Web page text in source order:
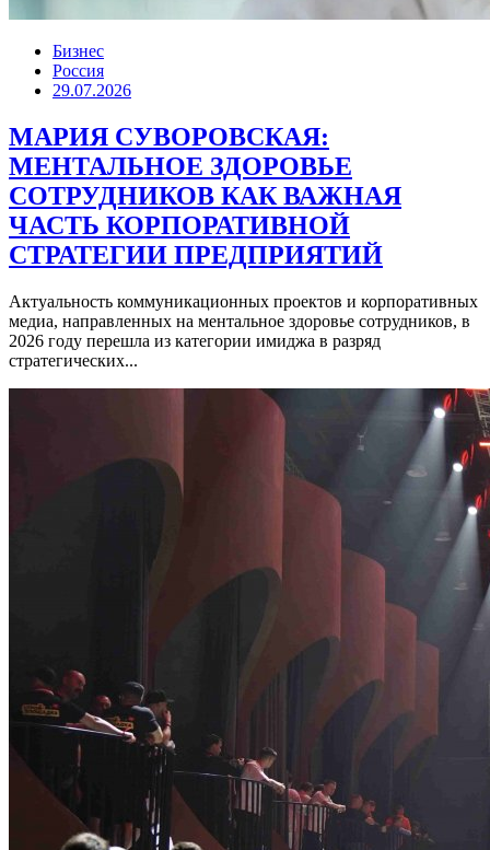
Бизнес
Россия
29.07.2026
МАРИЯ СУВОРОВСКАЯ:
МЕНТАЛЬНОЕ ЗДОРОВЬЕ
СОТРУДНИКОВ КАК ВАЖНАЯ
ЧАСТЬ КОРПОРАТИВНОЙ
СТРАТЕГИИ ПРЕДПРИЯТИЙ
Актуальность коммуникационных проектов и корпоративных
медиа, направленных на ментальное здоровье сотрудников, в
2026 году перешла из категории имиджа в разряд
стратегических...